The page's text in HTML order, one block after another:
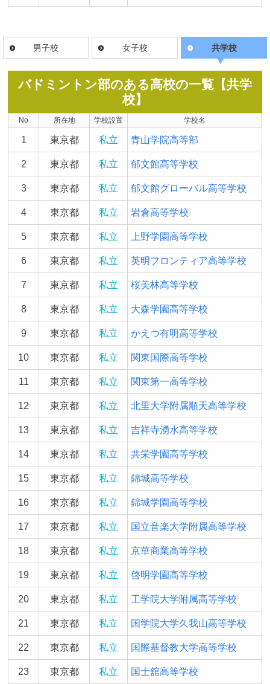
男子校 女子校 共学校
バドミントン部のある高校の一覧【共学
校】
No 所在地 学校設置 学校名
1 東京都 私立 青山学院高等部
2 東京都 私立 郁文館高等学校
3 東京都 私立 郁文館グローバル高等学校
4 東京都 私立 岩倉高等学校
5 東京都 私立 上野学園高等学校
6 東京都 私立 英明フロンティア高等学校
7 東京都 私立 桜美林高等学校
8 東京都 私立 大森学園高等学校
9 東京都 私立 かえつ有明高等学校
10 東京都 私立 関東国際高等学校
11 東京都 私立 関東第一高等学校
12 東京都 私立 北⾥⼤学附属順天⾼等学校
13 東京都 私立 吉祥寺湧水高等学校
14 東京都 私立 共栄学園高等学校
15 東京都 私立 錦城高等学校
16 東京都 私立 錦城学園高等学校
17 東京都 私立 国立音楽大学附属高等学校
18 東京都 私立 京華商業高等学校
19 東京都 私立 啓明学園高等学校
20 東京都 私立 工学院大学附属高等学校
21 東京都 私立 国学院大学久我山高等学校
22 東京都 私立 国際基督教大学高等学校
23 東京都 私立 国士舘高等学校